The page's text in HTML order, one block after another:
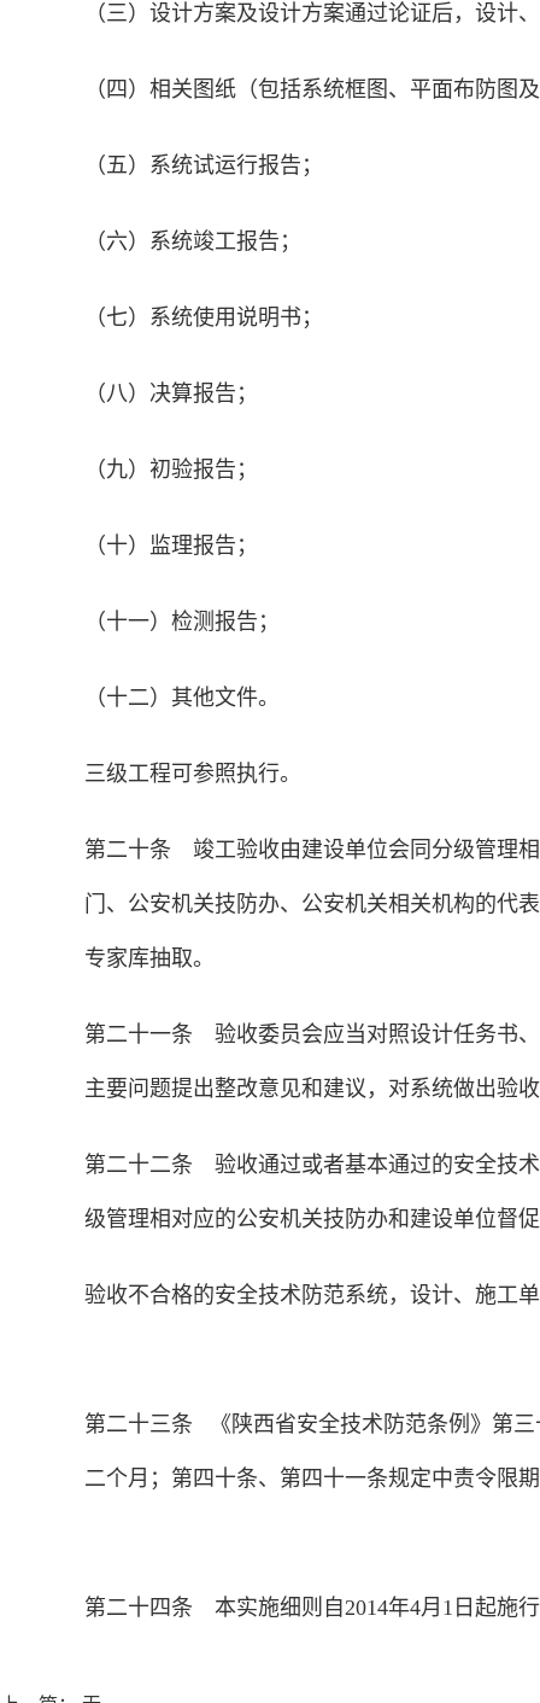
（三）设计方案及设计方案通过论证后，设计
（四）相关图纸（包括系统框图、平面布防图
（五）系统试运行报告；
（六）系统竣工报告；
（七）系统使用说明书；
（八）决算报告；
（九）初验报告；
（十）监理报告；
（十一）检测报告；
（十二）其他文件。
三级工程可参照执行。
第二十条 竣工验收由建设单位会同分级管理
门、公安机关技防办、公安机关相关机构的代
专家库抽取。
第二十一条 验收委员会应当对照设计任务书
主要问题提出整改意见和建议，对系统做出验
第二十二条 验收通过或者基本通过的安全技
级管理相对应的公安机关技防办和建设单位督
验收不合格的安全技术防范系统，设计、施工
第二十三条 《陕西省安全技术防范条例》第
二个月；第四十条、第四十一条规定中责令限
第二十四条 本实施细则自2014年4月1日起施